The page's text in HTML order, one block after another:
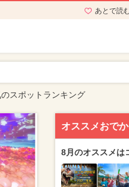
あとで読
スポットランキング
オススメおで
8月のオススメは